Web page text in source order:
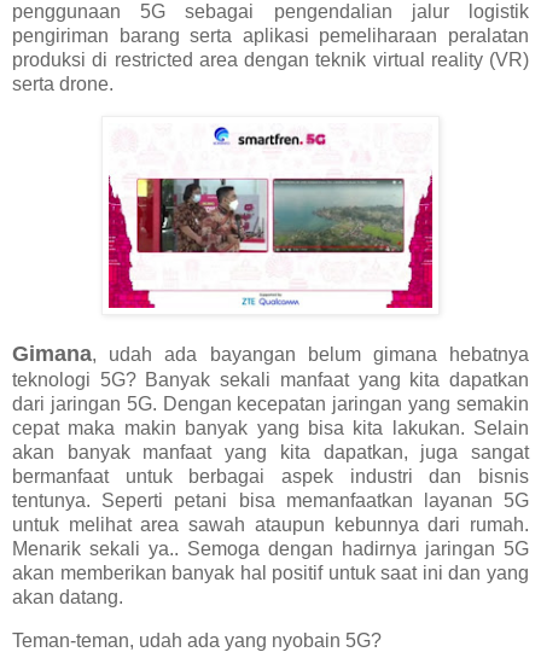
penggunaan 5G sebagai pengendalian jalur logistik
pengiriman barang serta aplikasi pemeliharaan peralatan
produksi di restricted area dengan teknik virtual reality (VR)
serta drone.
Gimana, udah ada bayangan belum gimana hebatnya
teknologi 5G? Banyak sekali manfaat yang kita dapatkan
dari jaringan 5G. Dengan kecepatan jaringan yang semakin
cepat maka makin banyak yang bisa kita lakukan. Selain
akan banyak manfaat yang kita dapatkan, juga sangat
bermanfaat untuk berbagai aspek industri dan bisnis
tentunya. Seperti petani bisa memanfaatkan layanan 5G
untuk melihat area sawah ataupun kebunnya dari rumah.
Menarik sekali ya.. Semoga dengan hadirnya jaringan 5G
akan memberikan banyak hal positif untuk saat ini dan yang
akan datang.
Teman-teman, udah ada yang nyobain 5G?